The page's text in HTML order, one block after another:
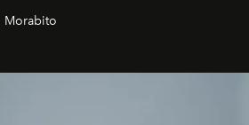
redefinindo o conceito de luxo
Morabito